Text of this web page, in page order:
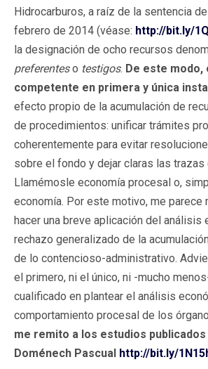
Hidrocarburos, a raíz de la sentencia
febrero de 2014 (véase: http://bit.ly/
la designación de ocho recursos
preferenteso testigos. De este modo,
competente en primera y única
efecto propio de la acumulación de
de procedimientos: unificar trámites
coherentemente para evitar
sobre el fondo y dejar claras las trazas
Llamémosle economía procesal o,
economía. Por este motivo, me parece
hacer una breve aplicación del análisis
rechazo generalizado de la
de lo contencioso-administrativo.
el primero, ni el único, ni -mucho
cualificado en plantear el análisis
comportamiento procesal de los
me remito a los estudios publicados
Doménech Pascual http://bit.ly/